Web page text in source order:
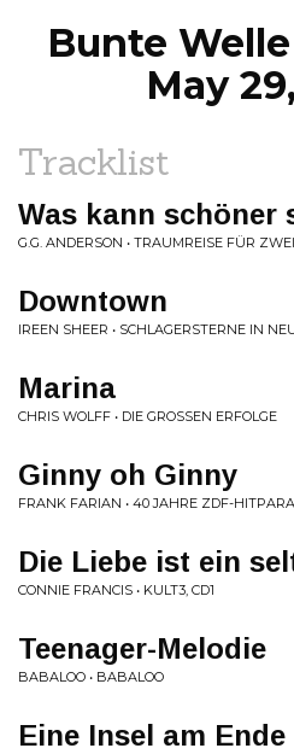
Bunte
May
Tracklist
Was kann schöner
G.G. ANDERSON • TRAUMREISE FÜR ZWEI
Downtown
IREEN SHEER • SCHLAGERSTERNE IN
Marina
CHRIS WOLFF • DIE GROSSEN ERFOLGE
Ginny oh Ginny
FRANK FARIAN • 40 JAHRE ZDF-
Die Liebe ist ein
CONNIE FRANCIS • KULT3, CD1
Teenager-Melodie
BABALOO • BABALOO
Eine Insel am